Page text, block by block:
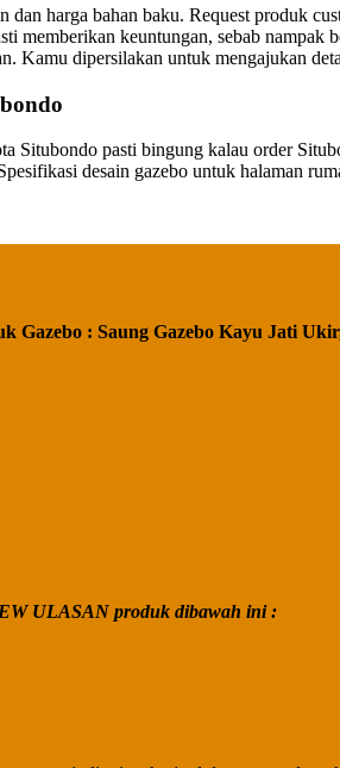
harga bahan baku. Request produk
memberikan keuntungan, sebab
Kamu dipersilakan untuk mengajukan
pasti bingung kalau order
desain gazebo untuk halaman
: Saung Gazebo Kayu Jati
ULASAN produk dibawah ini :